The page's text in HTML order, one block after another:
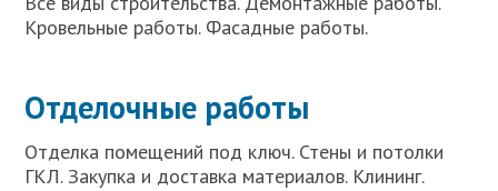
Кровельные работы. Фасадные работы.
Отделочные работы
Отделка помещений под ключ. Стены и потолки
ГКЛ. Закупка и доставка материалов. Клининг.